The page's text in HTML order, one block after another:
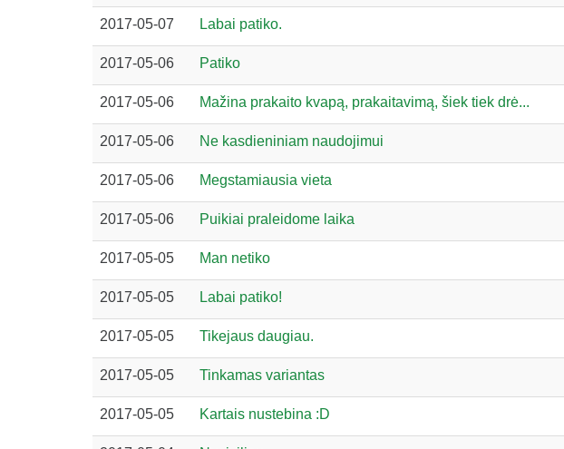
2017-05-07 Labai patiko.
2017-05-06 Patiko
2017-05-06 Mažina prakaito kvapą, prakaitavimą, šiek tiek drė...
2017-05-06 Ne kasdieniniam naudojimui
2017-05-06 Megstamiausia vieta
2017-05-06 Puikiai praleidome laika
2017-05-05 Man netiko
2017-05-05 Labai patiko!
2017-05-05 Tikejaus daugiau.
2017-05-05 Tinkamas variantas
2017-05-05 Kartais nustebina :D